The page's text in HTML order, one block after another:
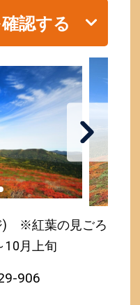
認する
) ※紅葉の見ごろ
10月上旬
906